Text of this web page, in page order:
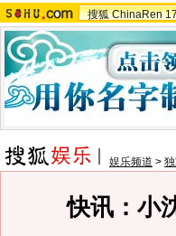
搜狐 ChinaRen
娱乐频道 >
快讯：小